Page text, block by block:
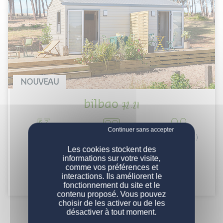
NOS ENGAGEMENTS
Qualité des services
Qualité des produits
Engagements production
NOS MOBIL-HOMES
Nos modèles
Nos gammes
PERSONNALISATION
Configurez votre mobil-home
NOS SERVICES
NOUVEAU
bilbao 72.21
2
Personne(s)
Découvrir
Les cookies stockent des
informations sur votre visite,
comme vos préférences et
interactions. Ils améliorent le
fonctionnement du site et le
contenu proposé. Vous pouvez
choisir de les activer ou de les
désactiver à tout moment.